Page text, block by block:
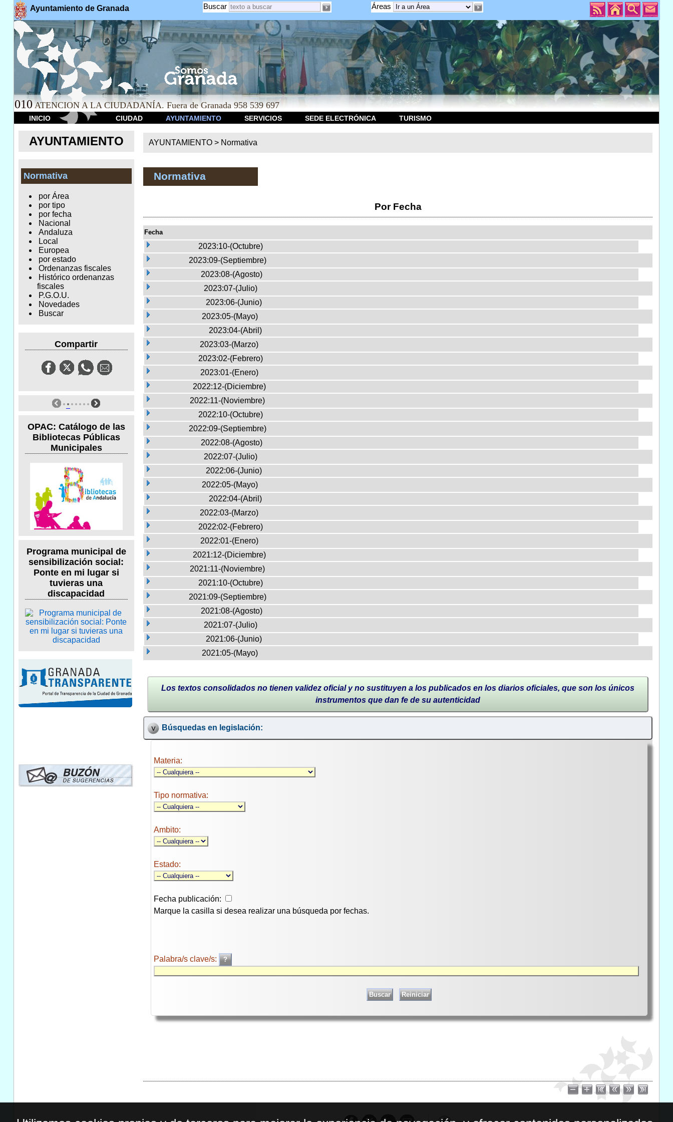
Ayuntamiento de Granada Áreas
Buscar
010 ATENCION A LA CIUDADANÍA. Fuera de Granada 958 539 697
INICIO CIUDAD AYUNTAMIENTO SERVICIOS SEDE ELECTRÓNICA TURISMO
AYUNTAMIENTO
Normativa
por Área
por tipo
por fecha
Nacional
Andaluza
Local
Europea
por estado
Ordenanzas fiscales
Histórico ordenanzas
fiscales
P.G.O.U.
Novedades
Buscar
Compartir
OPAC: Catálogo de las
Bibliotecas Públicas
Municipales
Programa municipal de
sensibilización social:
Ponte en mi lugar si
tuvieras una
discapacidad
AYUNTAMIENTO > Normativa
Normativa
Por Fecha
Fecha
2023:10-(Octubre)
2023:09-(Septiembre)
2023:08-(Agosto)
2023:07-(Julio)
2023:06-(Junio)
2023:05-(Mayo)
2023:04-(Abril)
2023:03-(Marzo)
2023:02-(Febrero)
2023:01-(Enero)
2022:12-(Diciembre)
2022:11-(Noviembre)
2022:10-(Octubre)
2022:09-(Septiembre)
2022:08-(Agosto)
2022:07-(Julio)
2022:06-(Junio)
2022:05-(Mayo)
2022:04-(Abril)
2022:03-(Marzo)
2022:02-(Febrero)
2022:01-(Enero)
2021:12-(Diciembre)
2021:11-(Noviembre)
2021:10-(Octubre)
2021:09-(Septiembre)
2021:08-(Agosto)
2021:07-(Julio)
2021:06-(Junio)
2021:05-(Mayo)
Los textos consolidados no tienen validez oficial y no sustituyen a los publicados en los diarios oficiales, que son los únicos
instrumentos que dan fe de su autenticidad
Búsquedas en legislación:
Materia:
Tipo normativa:
Ambito:
Estado:
Fecha publicación:
Marque la casilla si desea realizar una búsqueda por fechas.
Palabra/s clave/s: